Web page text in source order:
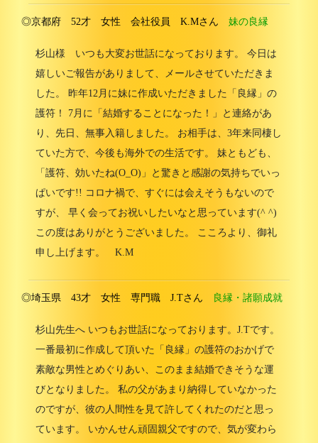
◎京都府 52才 女性 会社役員 K.Mさん 妹の良縁
杉山様 いつも大変お世話になっております。 今日は
嬉しいご報告がありまして、メールさせていただきま
した。 昨年12月に妹に作成いただきました「良縁」の
護符！ 7月に「結婚することになった！」と連絡があ
り、先日、無事入籍しました。 お相手は、3年来同棲し
ていた方で、今後も海外での生活です。 妹ともども、
「護符、効いたね(O_O)」と驚きと感謝の気持ちでいっ
ぱいです!! コロナ禍で、すぐには会えそうもないので
すが、 早く会ってお祝いしたいなと思っています(^ ^)
この度はありがとうございました。 こころより、御礼
申し上げます。 K.M
◎埼玉県 43才 女性 専門職 J.Tさん 良縁・諸願成就
杉山先生へ いつもお世話になっております。J.Tです。
一番最初に作成して頂いた「良縁」の護符のおかげで
素敵な男性とめぐりあい、このまま結婚できそうな運
びとなりました。 私の父があまり納得していなかった
のですが、彼の人間性を見て許してくれたのだと思っ
ています。 いかんせん頑固親父ですので、気が変わら